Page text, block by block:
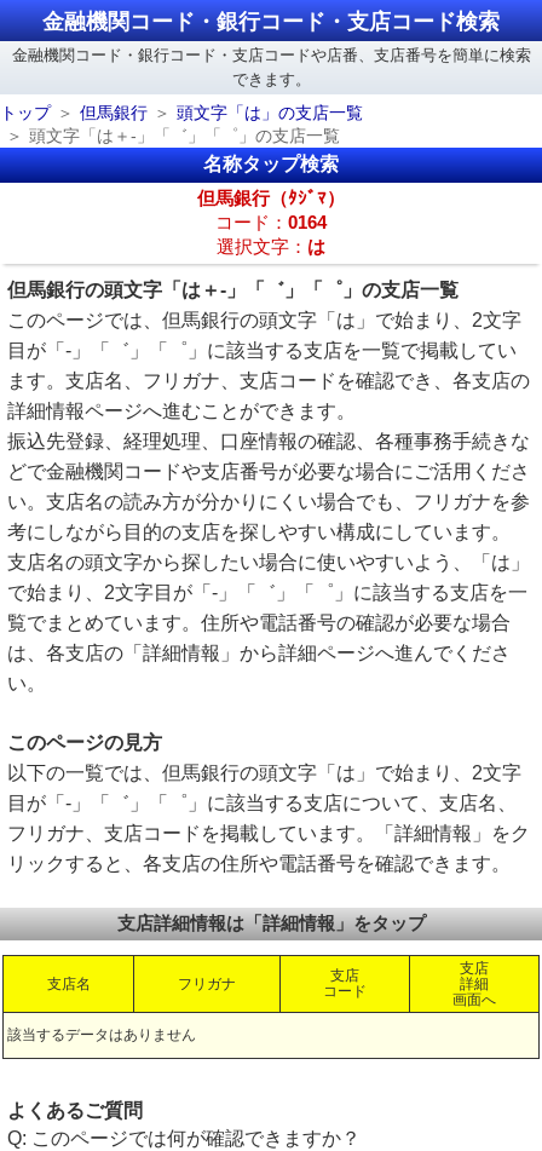
金融機関コード・銀行コード・支店コード検索
金融機関コード・銀行コード・支店コードや店番、支店番号を簡単に検索
できます。
トップ
但馬銀行
頭文字「は」の支店一覧
頭文字「は＋-」「゛」「゜」の支店一覧
名称タップ検索
但馬銀行（ﾀｼﾞﾏ）
コード： 0164
選択文字： は
但馬銀行の頭文字「は＋-」「゛」「゜」の支店一覧
このページでは、但馬銀行の頭文字「は」で始まり、2文字
目が「-」「゛」「゜」に該当する支店を一覧で掲載してい
ます。支店名、フリガナ、支店コードを確認でき、各支店の
詳細情報ページへ進むことができます。
振込先登録、経理処理、口座情報の確認、各種事務手続きな
どで金融機関コードや支店番号が必要な場合にご活用くださ
い。支店名の読み方が分かりにくい場合でも、フリガナを参
考にしながら目的の支店を探しやすい構成にしています。
支店名の頭文字から探したい場合に使いやすいよう、「は」
で始まり、2文字目が「-」「゛」「゜」に該当する支店を一
覧でまとめています。住所や電話番号の確認が必要な場合
は、各支店の「詳細情報」から詳細ページへ進んでくださ
い。
このページの見方
以下の一覧では、但馬銀行の頭文字「は」で始まり、2文字
目が「-」「゛」「゜」に該当する支店について、支店名、
フリガナ、支店コードを掲載しています。「詳細情報」をク
リックすると、各支店の住所や電話番号を確認できます。
支店詳細情報は「詳細情報」をタップ
支店名 フリガナ
支店
コード
支店
詳細
画面へ
該当するデータはありません
よくあるご質問
このページでは何が確認できますか？